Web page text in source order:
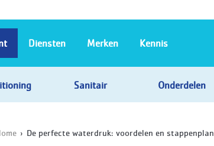
Sanitair Onderdelen
Diensten Merken Kennis
De perfecte waterdruk: voordelen en stappenplan